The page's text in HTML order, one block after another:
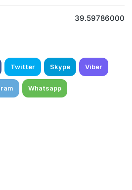
39.59786000
Twitter Skype Viber
Whatsapp